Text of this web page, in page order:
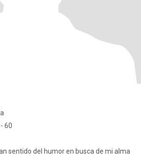
60
sentido del humor en busca de mi alma